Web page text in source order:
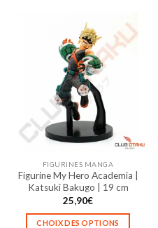
FIGURINES MANGA
Figurine My Hero Academia |
Katsuki Bakugo | 19 cm
25,90€
CHOIX DES OPTIONS